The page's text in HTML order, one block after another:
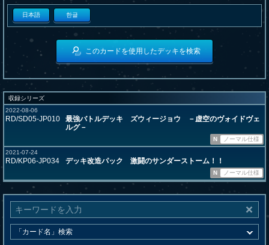
日本語 한글
このカードを使用したデッキを検索
収録シリーズ
2022-08-06
RD/SD05-JP010
最強バトルデッキ ズウィージョウ －虚空のヴォイドヴェ
ルグ－
N
ノーマル仕様
2021-07-24
RD/KP06-JP034 デッキ改造パック 激闘のサンダーストーム！！
N ノーマル仕様